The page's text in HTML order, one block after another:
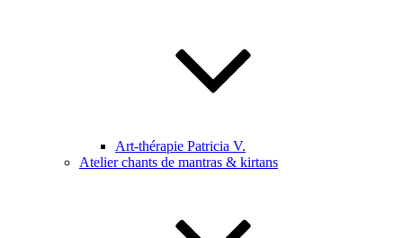
Art-thérapie Patricia V.
Atelier chants de mantras & kirtans